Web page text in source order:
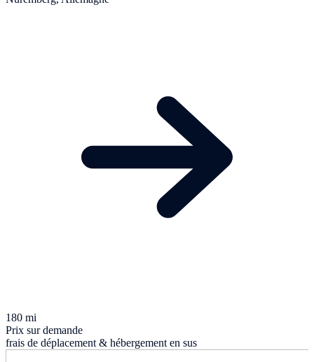
180 mi
Prix sur demande
frais de déplacement & hébergement en sus